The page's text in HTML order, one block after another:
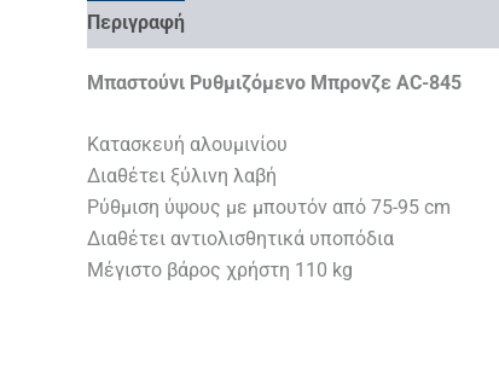
Περιγραφή
Μπαστούνι Ρυθμιζόμενο Μπρονζε AC-845
Κατασκευή αλουμινίου
Διαθέτει ξύλινη λαβή
Ρύθμιση ύψους με μπουτόν από 75-95 cm
Διαθέτει αντιολισθητικά υποπόδια
Μέγιστο βάρος χρήστη 110 kg